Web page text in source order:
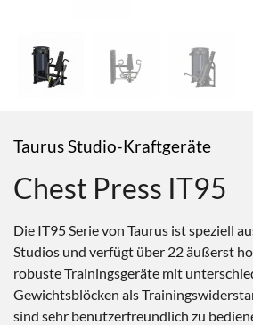
Taurus Studio-Kraftgeräte
Chest Press IT95
Die IT95 Serie von Taurus ist speziell
Studios und verfügt über 22 äußerst
robuste Trainingsgeräte mit
Gewichtsblöcken als
sind sehr benutzerfreundlich zu